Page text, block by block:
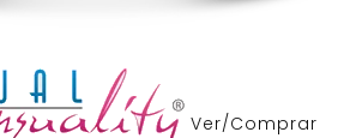
Ver/Comprar